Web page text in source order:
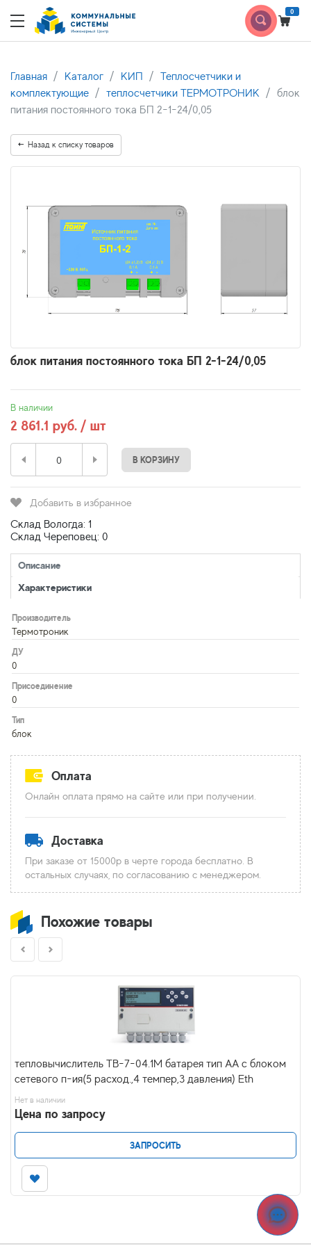
0
Главная Каталог КИП
Теплосчетчики и
комплектующие
теплосчетчики ТЕРМОТРОНИК
блок
питания постоянного тока БП 2-1-24/0,05
Назад к списку товаров
блок питания постоянного тока БП 2-1-24/0,05
В наличии
2 861.1 руб. / шт
В КОРЗИНУ
Добавить в избранное
Склад Вологда: 1
Склад Череповец: 0
Описание
Характеристики
Производитель
Термотроник
ДУ
0
Присоединение
0
Тип
блок
Оплата
Онлайн оплата прямо на сайте или при получении.
Доставка
При заказе от 15000р в черте города бесплатно. В
остальных случаях, по согласованию с менеджером.
Похожие товары
тепловычислитель ТВ-7-04.1М батарея тип АА с блоком
сетевого п-ия(5 расход.,4 темпер,3 давления) Eth
Нет в наличии
Цена по запросу
ЗАПРОСИТЬ